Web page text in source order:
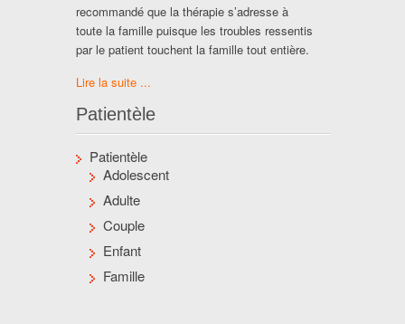
recommandé que la thérapie s’adresse à
toute la famille puisque les troubles ressentis
par le patient touchent la famille tout entière.
Lire la suite ...
Patientèle
Patientèle
Adolescent
Adulte
Couple
Enfant
Famille